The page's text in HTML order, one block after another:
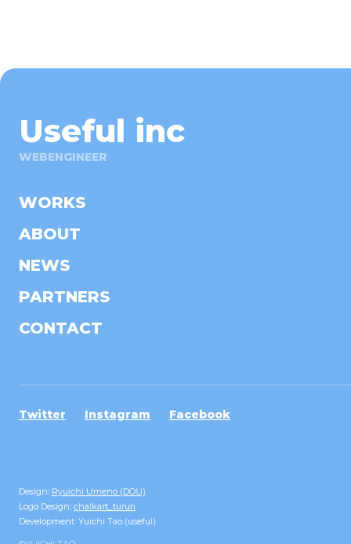
Useful inc
WEBENGINEER
WORKS
ABOUT
NEWS
PARTNERS
CONTACT
Twitter Instagram Facebook
Design: Ryuichi Umeno (DOU)
Logo Design: chalkart_tururi
Development: Yuichi Tao (useful)